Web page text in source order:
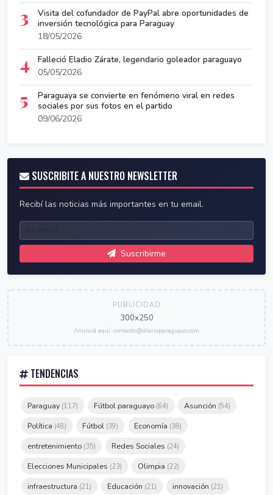
3
Visita del cofundador de PayPal abre oportunidades de
inversión tecnológica para Paraguay
18/05/2026
4
Falleció Eladio Zárate, legendario goleador paraguayo
05/05/2026
5
Paraguaya se convierte en fenómeno viral en redes
sociales por sus fotos en el partido
09/06/2026
SUSCRIBITE A NUESTRO NEWSLETTER
Recibí las noticias más importantes en tu email.
Suscribirme
PUBLICIDAD
300x250
Anunciá aquí: contacto@diarioparaguayo.com
TENDENCIAS
Paraguay (117) Fútbol paraguayo (64) Asunción (54)
Política (48) Fútbol (39) Economía (38)
entretenimiento (35) Redes Sociales (24)
Elecciones Municipales (23) Olimpia (22)
infraestructura (21) Educación (21) innovación (21)